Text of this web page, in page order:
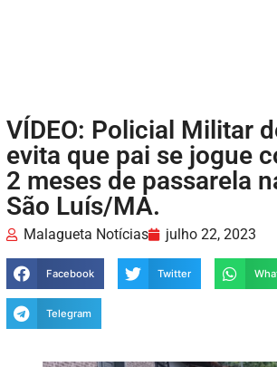
VÍDEO: Policial Militar
evita que pai se jogue
2 meses de passarela
São Luís/MA.
Malagueta Notícias julho 22, 2023
Facebook Twitter
Telegram